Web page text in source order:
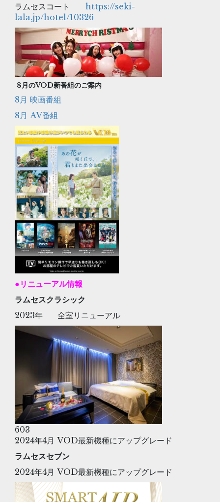
ラムセスコート https://seki-
lala.jp/hotel/10326
8月のVOD新番組のご案内
8月 映画番組
8月 AV番組
●リニューアル情報
ラムセスクラシック
2023年 全室リニューアル
603
2024年4月 VOD最新機種にアップグレード
ラムセスセブン
2024年4月 VOD最新機種にアップグレード